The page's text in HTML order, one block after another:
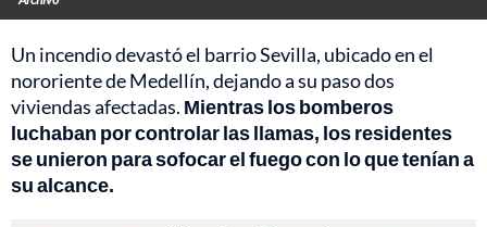
Un incendio devastó el barrio Sevilla, ubicado en el
nororiente de Medellín, dejando a su paso dos
viviendas afectadas. Mientras los bomberos
luchaban por controlar las llamas, los residentes
se unieron para sofocar el fuego con lo que tenían a
su alcance.